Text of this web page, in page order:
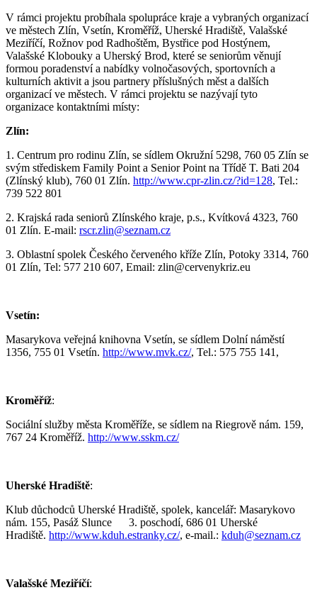
V rámci projektu probíhala spolupráce kraje a vybraných organizací
ve městech Zlín, Vsetín, Kroměříž, Uherské Hradiště, Valašské
Meziříčí, Rožnov pod Radhoštěm, Bystřice pod Hostýnem,
Valašské Klobouky a Uherský Brod, které se seniorům věnují
formou poradenství a nabídky volnočasových, sportovních a
kulturních aktivit a jsou partnery příslušných měst a dalších
organizací ve městech. V rámci projektu se nazývají tyto
organizace kontaktními místy:
Zlín:
1. Centrum pro rodinu Zlín, se sídlem Okružní 5298, 760 05 Zlín se
svým střediskem Family Point a Senior Point na Třídě T. Bati 204
(Zlínský klub), 760 01 Zlín. http://www.cpr-zlin.cz/?id=128, Tel.:
739 522 801
2. Krajská rada seniorů Zlínského kraje, p.s., Kvítková 4323, 760
01 Zlín. E-mail: rscr.zlin@seznam.cz
3. Oblastní spolek Českého červeného kříže Zlín, Potoky 3314, 760
01 Zlín, Tel: 577 210 607, Email: zlin@cervenykriz.eu
Vsetín:
Masarykova veřejná knihovna Vsetín, se sídlem Dolní náměstí
1356, 755 01 Vsetín. http://www.mvk.cz/, Tel.: 575 755 141,
Kroměříž:
Sociální služby města Kroměříže, se sídlem na Riegrově nám. 159,
767 24 Kroměříž. http://www.sskm.cz/
Uherské Hradiště:
Klub důchodců Uherské Hradiště, spolek, kancelář: Masarykovo
nám. 155, Pasáž Slunce 3. poschodí, 686 01 Uherské
Hradiště. http://www.kduh.estranky.cz/, e-mail.: kduh@seznam.cz
Valašské Meziříčí: